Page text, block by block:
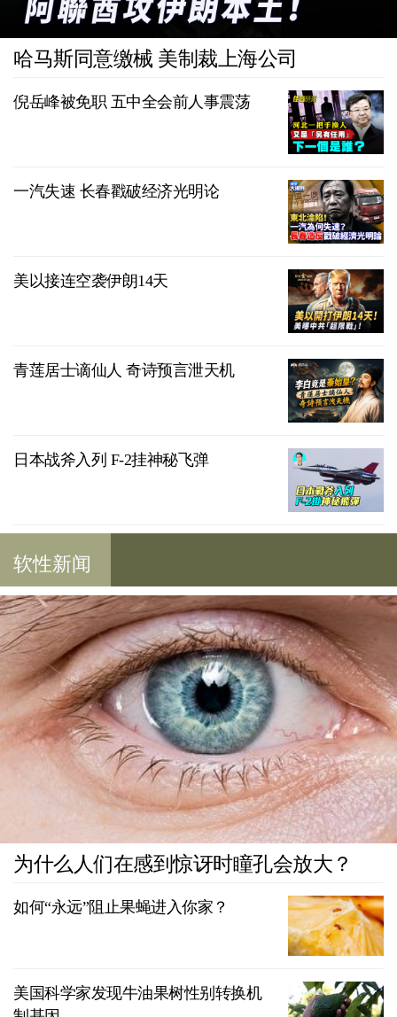
哈马斯同意缴械 美制裁上海公司
倪岳峰被免职 五中全会前人事震荡
一汽失速 长春戳破经济光明论
美以接连空袭伊朗14天
青莲居士谪仙人 奇诗预言泄天机
日本战斧入列 F-2挂神秘飞弹
软性新闻
为什么人们在感到惊讶时瞳孔会放大？
如何“永远”阻止果蝇进入你家？
美国科学家发现牛油果树性别转换机